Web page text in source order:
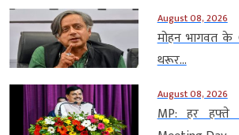
August 08, 2026
मोहन भागवत के
थरूर...
August 08, 2026
MP: हर हफ्ते